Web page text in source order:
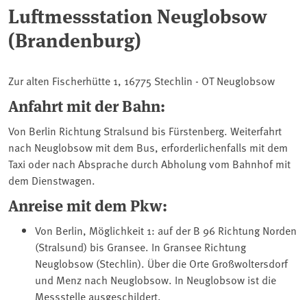
Luftmessstation Neuglobsow
(Brandenburg)
Zur alten Fischerhütte 1, 16775 Stechlin - OT Neuglobsow
Anfahrt mit der Bahn:
Von Berlin Richtung Stralsund bis Fürstenberg. Weiterfahrt
nach Neuglobsow mit dem Bus, erforderlichenfalls mit dem
Taxi oder nach Absprache durch Abholung vom Bahnhof mit
dem Dienstwagen.
Anreise mit dem Pkw:
Von Berlin, Möglichkeit 1: auf der B 96 Richtung Norden
(Stralsund) bis Gransee. In Gransee Richtung
Neuglobsow (Stechlin). Über die Orte Großwoltersdorf
und Menz nach Neuglobsow. In Neuglobsow ist die
Messstelle ausgeschildert.